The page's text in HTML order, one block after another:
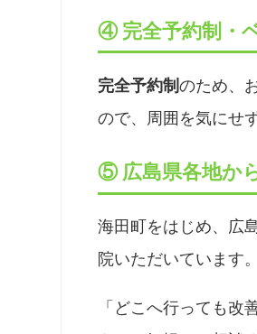
④ 完全予約制・
完全予約制のため、
ので、周囲を気にせ
⑤ 広島県各地か
海田町をはじめ、広
院いただいています。
「どこへ行っても改